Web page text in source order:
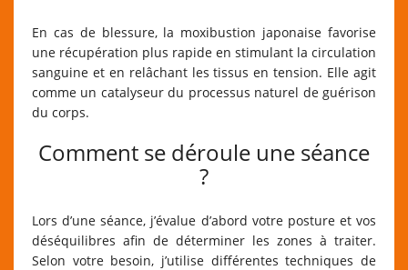
En cas de blessure, la moxibustion japonaise favorise
une récupération plus rapide en stimulant la circulation
sanguine et en relâchant les tissus en tension. Elle agit
comme un catalyseur du processus naturel de guérison
du corps.
Comment se déroule une séance
?
Lors d’une séance, j’évalue d’abord votre posture et vos
déséquilibres afin de déterminer les zones à traiter.
Selon votre besoin, j’utilise différentes techniques de